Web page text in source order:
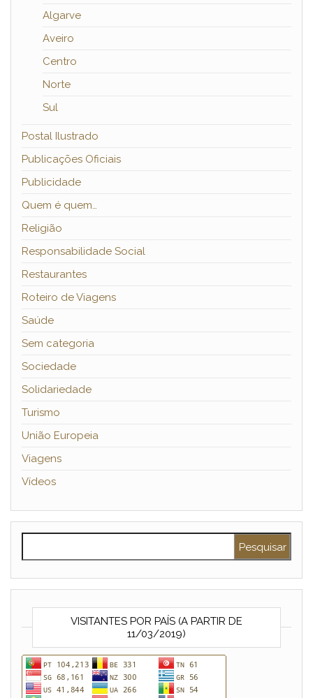
Algarve
Aveiro
Centro
Norte
Sul
Postal Ilustrado
Publicações Oficiais
Publicidade
Quem é quem…
Religião
Responsabilidade Social
Restaurantes
Roteiro de Viagens
Saúde
Sem categoria
Sociedade
Solidariedade
Turismo
União Europeia
Viagens
Vídeos
VISITANTES POR PAÍS (A PARTIR DE
11/03/2019)